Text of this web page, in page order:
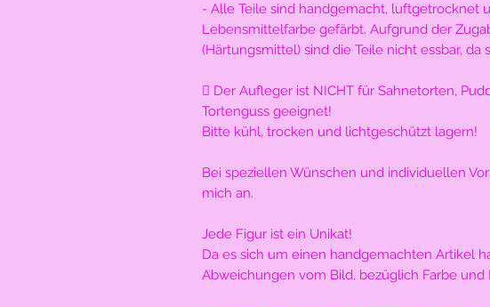
- Alle Teile sind handgemacht, luftgetrocknet
Lebensmittelfarbe gefärbt. Aufgrund der
(Härtungsmittel) sind die Teile nicht essbar, da
 Der Aufleger ist NICHT für Sahnetorten,
Tortenguss geeignet!
Bitte kühl, trocken und lichtgeschützt lagern!
Bei speziellen Wünschen und individuellen
mich an.
Jede Figur ist ein Unikat!
Da es sich um einen handgemachten Artikel
Abweichungen vom Bild, bezüglich Farbe und